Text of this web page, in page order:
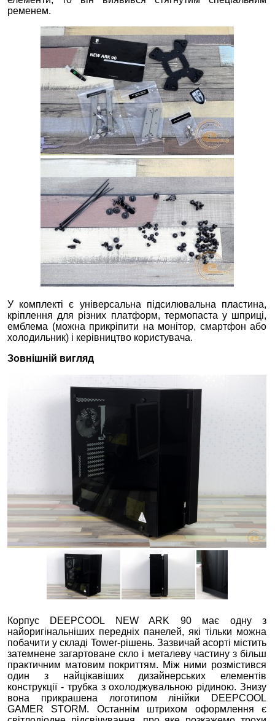
ременем.
У комплекті є універсальна підсилювальна пластина,
кріплення для різних платформ, термопаста у шприці,
емблема (можна прикріпити на монітор, смартфон або
холодильник) і керівництво користувача.
Зовнішній вигляд
Корпус DEEPCOOL NEW ARK 90 має одну з
найоригінальніших передніх панелей, які тільки можна
побачити у складі Tower-рішень. Зазвичай асорті містить
затемнене загартоване скло і металеву частину з більш
практичним матовим покриттям. Між ними розмістився
один з найцікавіших дизайнерських елементів
конструкції - трубка з охолоджувальною рідиною. Знизу
вона прикрашена логотипом лінійки DEEPCOOL
GAMER STORM. Останнім штрихом оформлення є